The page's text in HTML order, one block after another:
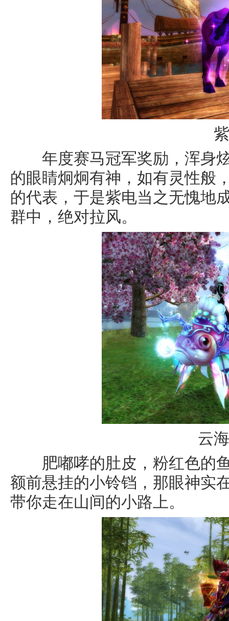
年度赛马冠军奖励，浑身炫
的眼睛炯炯有神，如有灵性般
的代表，于是紫电当之无愧地
群中，绝对拉风。
云
肥嘟哮的肚皮，粉红色的鱼
额前悬挂的小铃铛，那眼神实
带你走在山间的小路上。